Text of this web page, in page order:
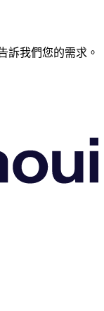
訴我們您的需求。